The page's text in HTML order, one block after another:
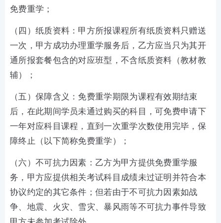
免费重学；
（四）纸质资料：甲方所报课程所有纸质资料只赠送
一次，甲方成功办理重学服务后，乙方应当只为其开
通所报套餐包含的对应班型，不含纸质资料（教材教
辅）；
（五）保障含义：免费重学期限为课程有效期结束
后，在此期间学员未通过购买的科目，可免费申请下
一年对应科目课程，直到一次重学次数使用完毕，保
障终止（以下简称免费重学）；
（六）不可抗力因素：乙方为甲方提供免费重学服
务，甲方应提供相关考试科目成绩未过证明并符合本
协议约定的其它条件；但若由于不可抗力因素如战
争、地震、火灾、雪灾、暴风雨等不可抗力事件导致